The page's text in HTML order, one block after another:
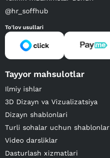
@hr_soffhub
To'lov usullari
Tayyor mahsulotlar
Ilmiy ishlar
3D Dizayn va Vizualizatsiya
Dizayn shablonlari
Turli sohalar uchun shablonlar
Video darsliklar
Dasturlash xizmatlari